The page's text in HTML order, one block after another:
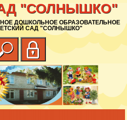
"СОЛНЫШКО"
ДОШКОЛЬНОЕ ОБРАЗОВАТЕЛЬНОЕ
САД "СОЛНЫШКО"